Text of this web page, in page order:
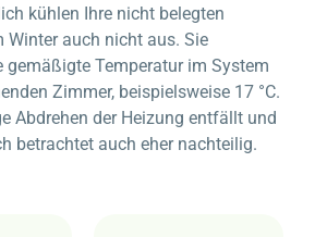
kühlen Ihre nicht belegten
Winter auch nicht aus. Sie
gemäßigte Temperatur im System
Zimmer, beispielsweise 17 °C.
Abdrehen der Heizung entfällt und
betrachtet auch eher nachteilig.